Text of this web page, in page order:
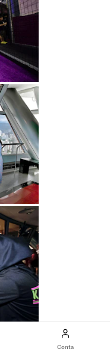
Conta